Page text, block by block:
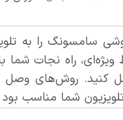
سامسونگ را به
راه نجات
کنید. روش‌های وصل
شما مناسب بود